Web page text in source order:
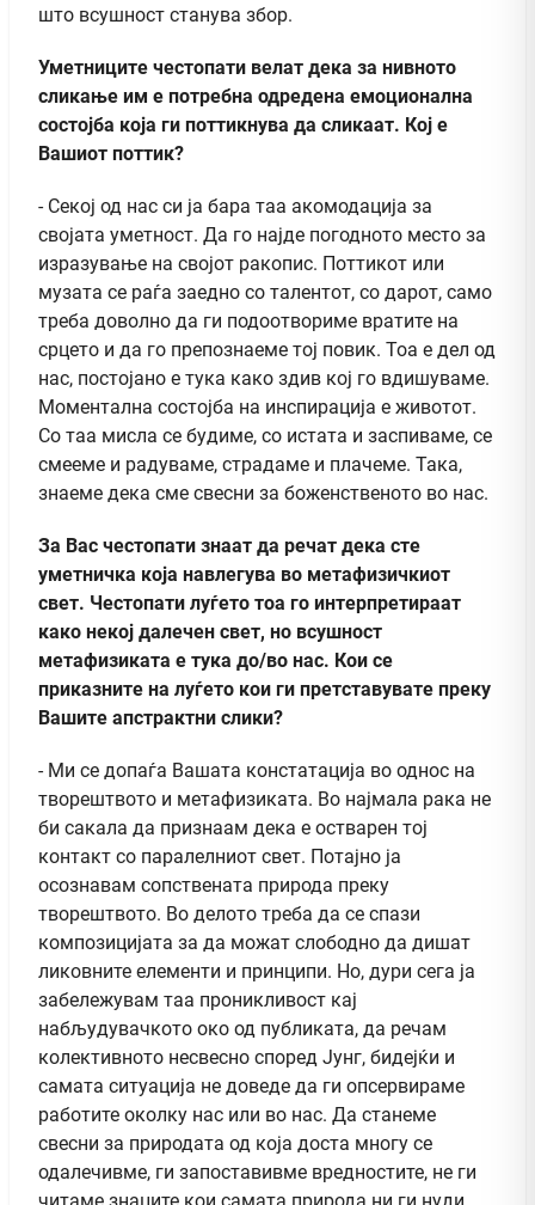
што всушност станува збор.
Уметниците честопати велат дека за нивното
сликање им е потребна одредена емоционална
состојба која ги поттикнува да сликаат. Кој е
Вашиот поттик?
- Секој од нас си ја бара таа акомодација за
својата уметност. Да го најде погодното место за
изразување на својот ракопис. Поттикот или
музата се раѓа заедно со талентот, со дарот, само
треба доволно да ги подоотвориме вратите на
срцето и да го препознаеме тој повик. Тоа е дел од
нас, постојано е тука како здив кој го вдишуваме.
Моментална состојба на инспирација е животот.
Со таа мисла се будиме, со истата и заспиваме, се
смееме и радуваме, страдаме и плачеме. Така,
знаеме дека сме свесни за боженственото во нас.
За Вас честопати знаат да речат дека сте
уметничка која навлегува во метафизичкиот
свет. Честопати луѓето тоа го интерпретираат
како некој далечен свет, но всушност
метафизиката е тука до/во нас. Кои се
приказните на луѓето кои ги претставувате преку
Вашите апстрактни слики?
- Ми се допаѓа Вашата констатација во однос на
творештвото и метафизиката. Во најмала рака не
би сакала да признаам дека е остварен тој
контакт со паралелниот свет. Потајно ја
осознавам сопствената природа преку
творештвото. Во делото треба да се спази
композицијата за да можат слободно да дишат
ликовните елементи и принципи. Но, дури сега ја
забележувам таа проникливост кај
набљудувачкото око од публиката, да речам
колективното несвесно според Јунг, бидејќи и
самата ситуација не доведе да ги опсервираме
работите околку нас или во нас. Да станеме
свесни за природата од која доста многу се
одалечивме, ги запоставивме вредностите, не ги